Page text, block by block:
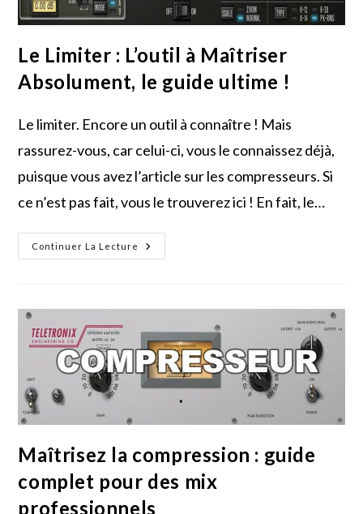
Le Limiter : L’outil à Maîtriser
Absolument, le guide ultime !
Le limiter. Encore un outil à connaître ! Mais
rassurez-vous, car celui-ci, vous le connaissez déjà,
puisque vous avez l’article sur les compresseurs. Si
ce n’est pas fait, vous le trouverez ici ! En fait, le…
Continuer La Lecture
Le
Limiter
Guide
Ultime
!
Maîtrisez la compression : guide
complet pour des mix
professionnels